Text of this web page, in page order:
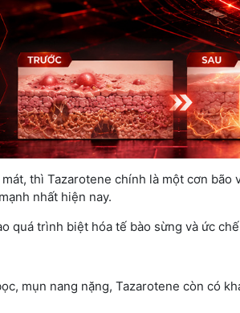
thì Tazarotene chính là một cơn
nhất hiện nay.
quá trình biệt hóa tế bào sừng và ức
mụn nang nặng, Tazarotene còn có